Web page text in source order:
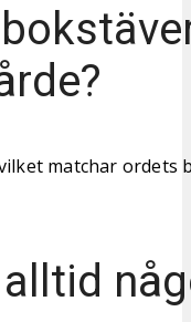
matchar ordets